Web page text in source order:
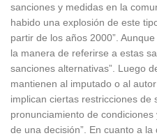
sanciones y medidas en la
habido una explosión de este
partir de los años 2000”.
la manera de referirse a estas
sanciones alternativas”. Luego
mantienen al imputado o al
implican ciertas restricciones de
pronunciamiento de
de una decisión”. En cuanto a la